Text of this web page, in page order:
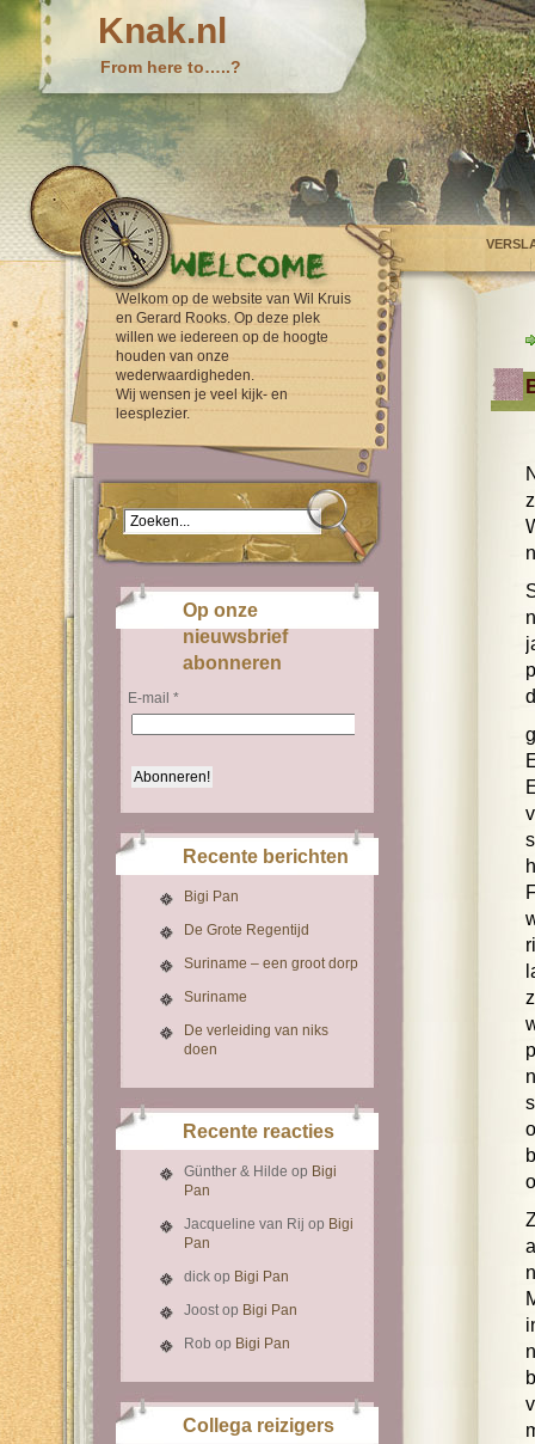
Knak.nl
From here to…..?
Welkom op de website van Wil Kruis
en Gerard Rooks. Op deze plek
willen we iedereen op de hoogte
houden van onze
wederwaardigheden.
Wij wensen je veel kijk- en
leesplezier.
Op onze
nieuwsbrief
abonneren
E-mail *
Recente berichten
Bigi Pan
De Grote Regentijd
Suriname – een groot dorp
Suriname
De verleiding van niks
doen
Recente reacties
Günther & Hilde op Bigi
Pan
Jacqueline van Rij op Bigi
Pan
dick op Bigi Pan
Joostop Bigi Pan
Rob op Bigi Pan
Collega reizigers